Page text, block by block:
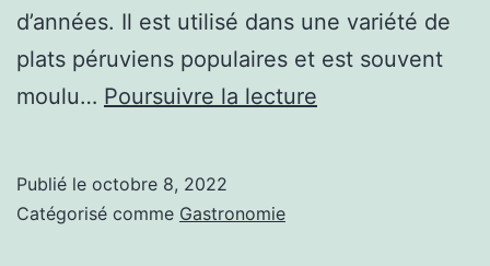
d’années. Il est utilisé dans une variété de
plats péruviens populaires et est souvent
moulu… Poursuivre la lecture
Publié le octobre 8, 2022
Catégorisé comme Gastronomie